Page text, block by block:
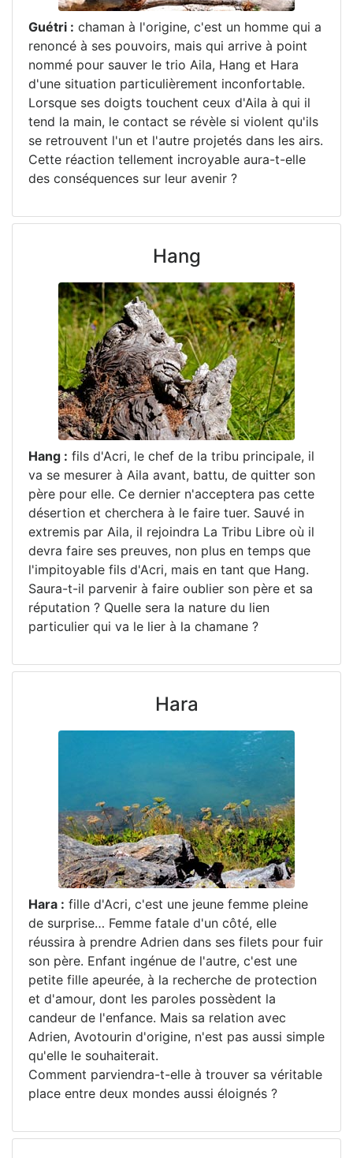
Guétri : chaman à l'origine, c'est un homme qui a
renoncé à ses pouvoirs, mais qui arrive à point
nommé pour sauver le trio Aila, Hang et Hara
d'une situation particulièrement inconfortable.
Lorsque ses doigts touchent ceux d'Aila à qui il
tend la main, le contact se révèle si violent qu'ils
se retrouvent l'un et l'autre projetés dans les airs.
Cette réaction tellement incroyable aura-t-elle
des conséquences sur leur avenir ?
Hang
Hang : fils d'Acri, le chef de la tribu principale, il
va se mesurer à Aila avant, battu, de quitter son
père pour elle. Ce dernier n'acceptera pas cette
désertion et cherchera à le faire tuer. Sauvé in
extremis par Aila, il rejoindra La Tribu Libre où il
devra faire ses preuves, non plus en temps que
l'impitoyable fils d'Acri, mais en tant que Hang.
Saura-t-il parvenir à faire oublier son père et sa
réputation ? Quelle sera la nature du lien
particulier qui va le lier à la chamane ?
Hara
Hara : fille d'Acri, c'est une jeune femme pleine
de surprise… Femme fatale d'un côté, elle
réussira à prendre Adrien dans ses filets pour fuir
son père. Enfant ingénue de l'autre, c'est une
petite fille apeurée, à la recherche de protection
et d'amour, dont les paroles possèdent la
candeur de l'enfance. Mais sa relation avec
Adrien, Avotourin d'origine, n'est pas aussi simple
qu'elle le souhaiterait.
Comment parviendra-t-elle à trouver sa véritable
place entre deux mondes aussi éloignés ?